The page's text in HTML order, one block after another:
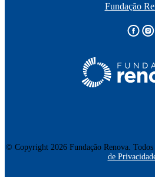
Fundação
© Copyright 2026 Fundação Renova. Todos
de